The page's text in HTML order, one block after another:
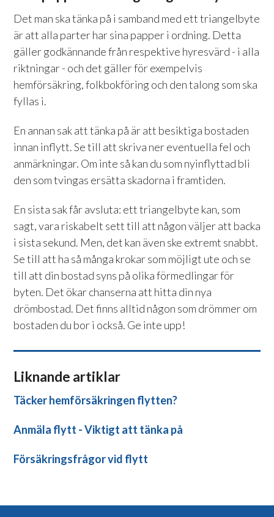
Det man ska tänka på i samband med ett triangelbyte
är att alla parter har sina papper i ordning. Detta
gäller godkännande från respektive hyresvärd - i alla
riktningar - och det gäller för exempelvis
hemförsäkring, folkbokföring och den talong som ska
fyllas i.
En annan sak att tänka på är att besiktiga bostaden
innan inflytt. Se till att skriva ner eventuella fel och
anmärkningar. Om inte så kan du som nyinflyttad bli
den som tvingas ersätta skadorna i framtiden.
En sista sak får avsluta: ett triangelbyte kan, som
sagt, vara riskabelt sett till att någon väljer att backa
i sista sekund. Men, det kan även ske extremt snabbt.
Se till att ha så många krokar som möjligt ute och se
till att din bostad syns på olika förmedlingar för
byten. Det ökar chanserna att hitta din nya
drömbostad. Det finns alltid någon som drömmer om
bostaden du bor i också. Ge inte upp!
Liknande artiklar
Täcker hemförsäkringen flytten?
Anmäla flytt - Viktigt att tänka på
Försäkringsfrågor vid flytt